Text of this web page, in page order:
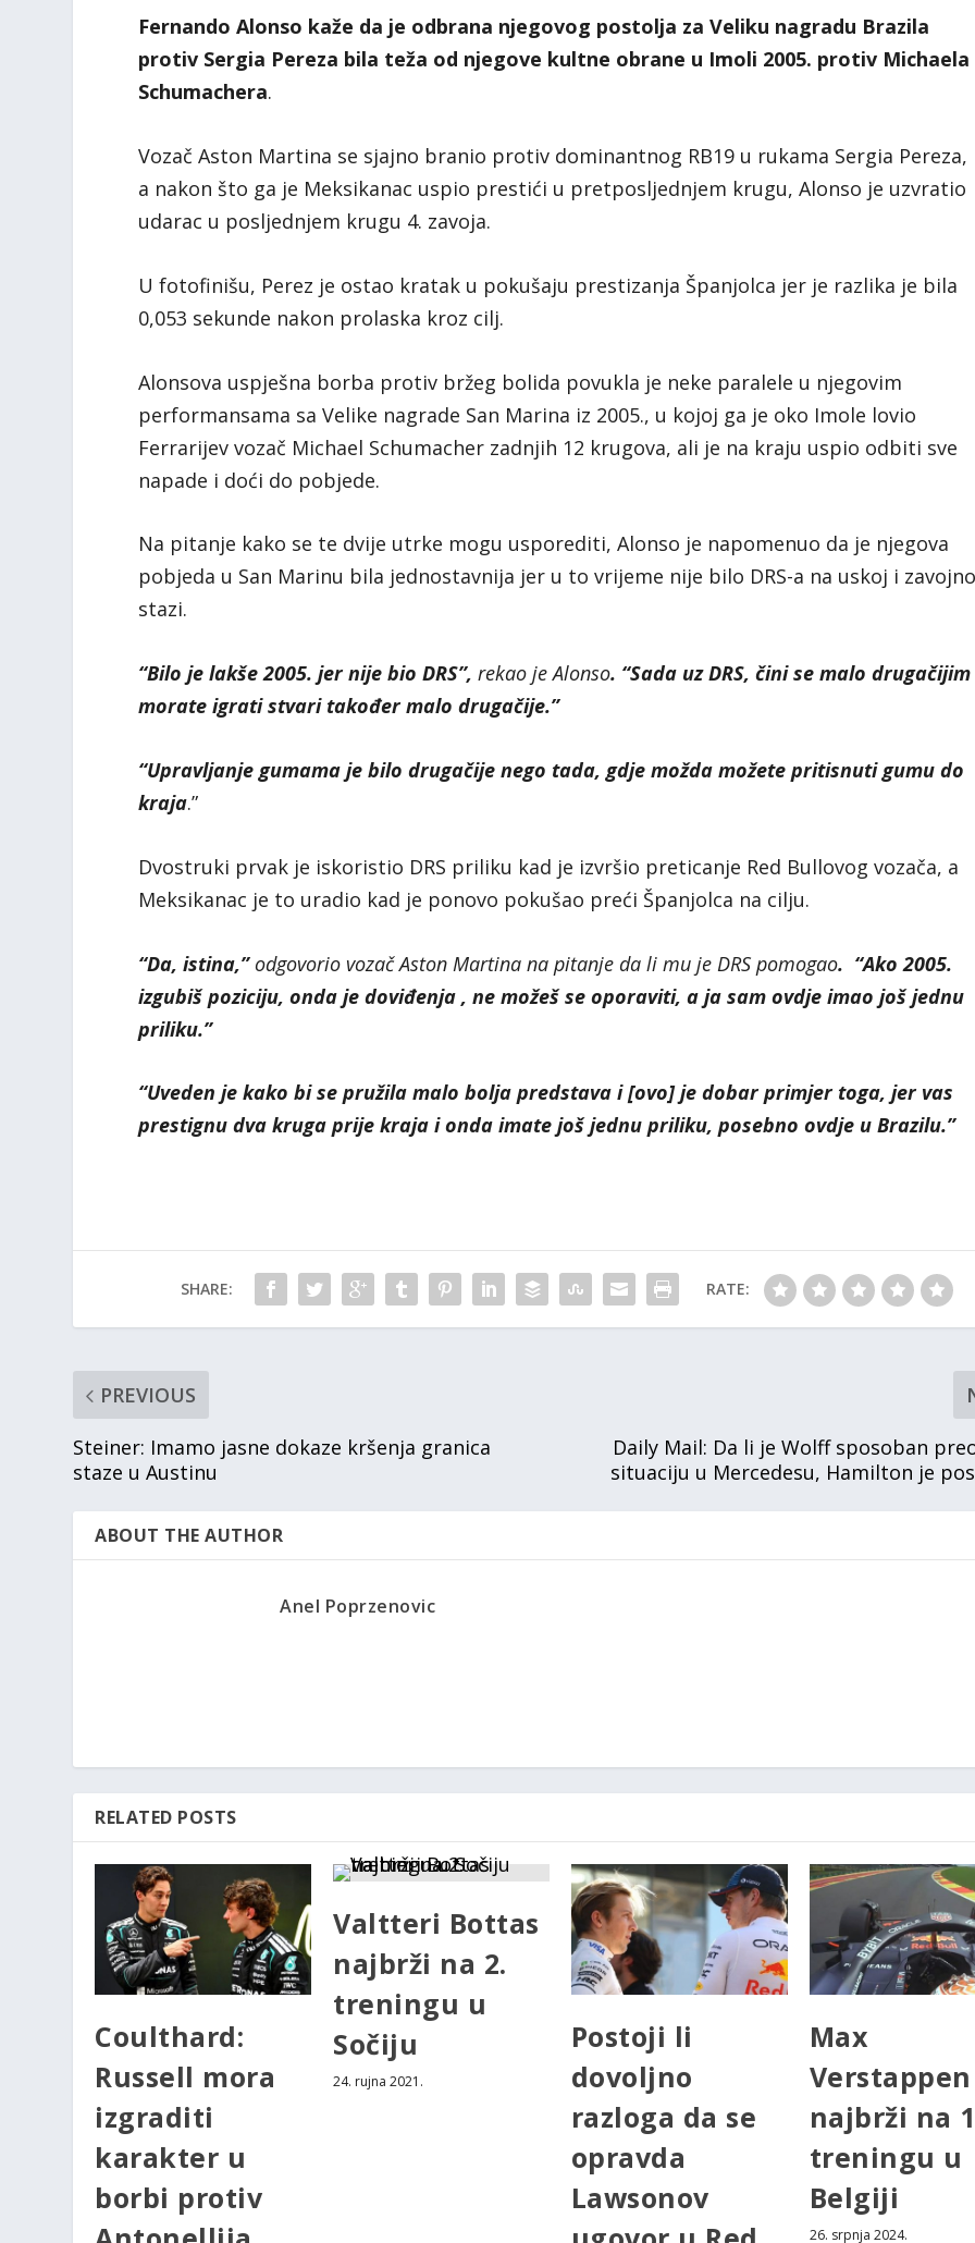
Fernando Alonso kaže da je odbrana njegovog postolja za Veliku nagradu Brazila
protiv Sergia Pereza bila teža od njegove kultne obrane u Imoli 2005. protiv Michaela
Schumachera.
Vozač Aston Martina se sjajno branio protiv dominantnog RB19 u rukama Sergia Pereza,
a nakon što ga je Meksikanac uspio prestići u pretposljednjem krugu, Alonso je uzvratio
udarac u posljednjem krugu 4. zavoja.
U fotofinišu, Perez je ostao kratak u pokušaju prestizanja Španjolca jer je razlika je bila
0,053 sekunde nakon prolaska kroz cilj.
Alonsova uspješna borba protiv bržeg bolida povukla je neke paralele u njegovim
performansama sa Velike nagrade San Marina iz 2005., u kojoj ga je oko Imole lovio
Ferrarijev vozač Michael Schumacher zadnjih 12 krugova, ali je na kraju uspio odbiti sve
napade i doći do pobjede.
Na pitanje kako se te dvije utrke mogu usporediti, Alonso je napomenuo da je njegova
pobjeda u San Marinu bila jednostavnija jer u to vrijeme nije bilo DRS-a na uskoj i
stazi.
“Bilo je lakše 2005. jer nije bio DRS”,rekao je Alonso. “Sada uz DRS, čini se malo
morate igrati stvari također malo drugačije.”
“Upravljanje gumama je bilo drugačije nego tada, gdje možda možete pritisnuti gumu do
kraja.”
Dvostruki prvak je iskoristio DRS priliku kad je izvršio preticanje Red Bullovog vozača, a
Meksikanac je to uradio kad je ponovo pokušao preći Španjolca na cilju.
“Da, istina,” odgovorio vozač Aston Martina na pitanje da li mu je DRS pomogao. “Ako 2005.
izgubiš poziciju, onda je doviđenja , ne možeš se oporaviti, a ja sam ovdje imao još jednu
priliku.”
“Uveden je kako bi se pružila malo bolja predstava i [ovo] je dobar primjer toga, jer vas
prestignu dva kruga prije kraja i onda imate još jednu priliku, posebno ovdje u Brazilu.”
SHARE: RATE:
PREVIOUS
Steiner: Imamo jasne dokaze kršenja granica
staze u Austinu
Daily Mail: Da li je Wolff sposoban
situaciju u Mercedesu, Hamilton je
ABOUT THE AUTHOR
Anel Poprzenovic
RELATED POSTS
Coulthard:
Russell mora
izgraditi
karakter u
borbi protiv
Valtteri Bottas
najbrži na 2.
treningu u
Sočiju
24. rujna 2021.
Postoji li
dovoljno
razloga da se
opravda
Lawsonov
Max
Verstappen
najbrži na
treningu u
Belgiji
26. srpnja 2024.